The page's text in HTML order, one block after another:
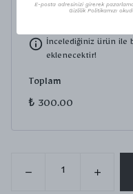
İncelediğiniz ürün ile
eklenecektir!
Toplam
₺ 300.00
E-posta adresinizi girerek
Gizlilik Politikamızı